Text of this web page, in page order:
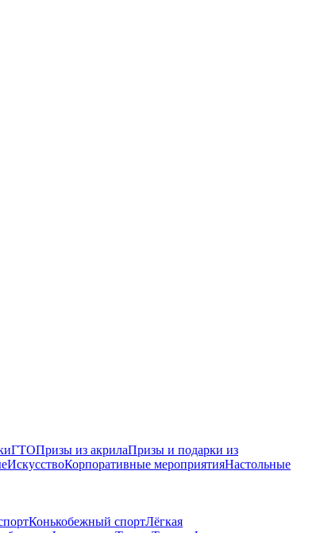
ГТОПризы из акрилаПризы и подарки из
ИскусствоКорпоративные мероприятияНастольные
Конькобежный спортЛёгкая